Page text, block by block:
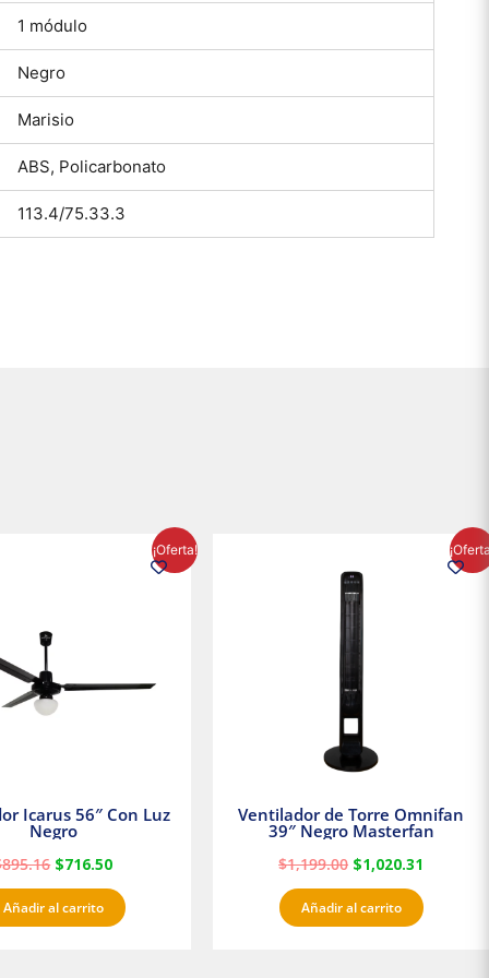
1 módulo
Negro
Marisio
ABS, Policarbonato
113.4/75.33.3
¡Oferta!
Icarus 56″ Con Luz
Negro
895.16 $716.50
precio
actual
Añadir al carrito
Ventilador de Torre Omnifan
39″ Negro Masterfan
$1,199.00
original
era:
$1,199.00.
$1,020.31
precio
actual
Añadir al carrito